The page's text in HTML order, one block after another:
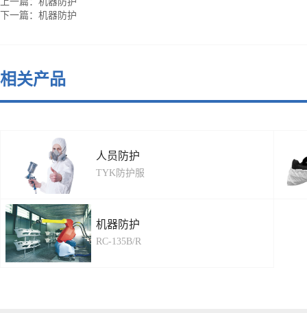
下一篇： 机器防护
相关产品
人员防护
TYK防护服
机器防护
RC-135B/R